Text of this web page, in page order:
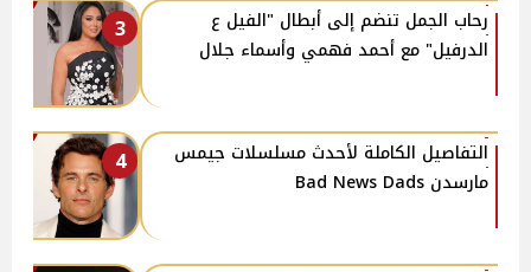
3
رحاب الجمل تنضم إلى أبطال "الفيل ع
الدرفيل" مع أحمد فهمي وأسماء جلال
4
التفاصيل الكاملة لأحدث مسلسلات جيمس
مارسدن Bad News Dads